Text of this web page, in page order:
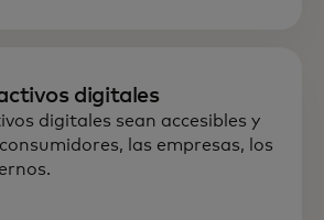
digitales
digitales sean accesibles y
las empresas, los